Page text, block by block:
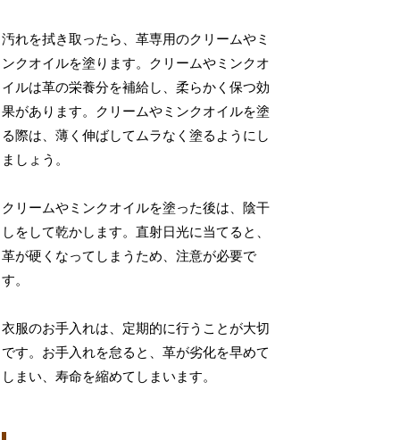
汚れを拭き取ったら、革専用のクリームやミ
ンクオイルを塗ります。クリームやミンクオ
イルは革の栄養分を補給し、柔らかく保つ効
果があります。クリームやミンクオイルを塗
る際は、薄く伸ばしてムラなく塗るようにし
ましょう。
クリームやミンクオイルを塗った後は、陰干
しをして乾かします。直射日光に当てると、
革が硬くなってしまうため、注意が必要で
す。
衣服のお手入れは、定期的に行うことが大切
です。お手入れを怠ると、革が劣化を早めて
しまい、寿命を縮めてしまいます。